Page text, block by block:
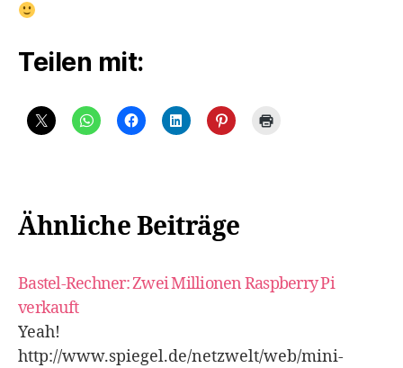
Teilen mit:
Ähnliche Beiträge
Bastel-Rechner: Zwei Millionen Raspberry Pi
verkauft
Yeah!
http://www.spiegel.de/netzwelt/web/mini-